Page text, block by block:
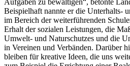
Aufgaben zu bewältigen“, betonte
Beispielhaft nannte er die Unterhalts-
im Bereich der weiterführenden
Erhalt der sozialen Leistungen, die
Umwelt- und Naturschutzes und die
in Vereinen und Verbänden. Darüber
bleiben für kreative Ideen, die uns